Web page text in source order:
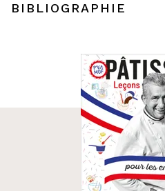
BIBLIOGRAPHIE